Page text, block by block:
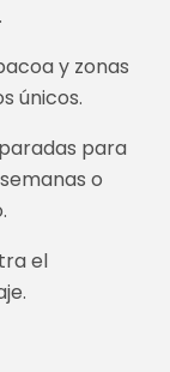
y zonas
únicos.
para
o
el